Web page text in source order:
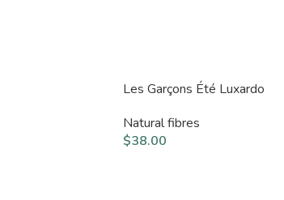
Les Garçons Été Luxardo
Natural fibres
$38.00